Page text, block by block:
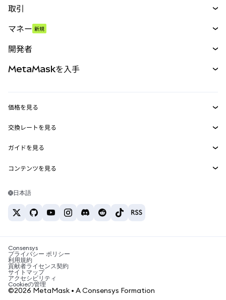
取引
パーペチュアル
RWA
マネー 新規
開発者
MetaMask Connect
Snaps
Web3サービス
MetaMaskを入手
セキュリティ
サポート
キャリア
お問い合わせ
価格を見る
イーサリアムの価格
Solanaの価格
Tetherの価格
交換レートを見る
ETH→USD
USDT→INR
BTC→INR
ETH→USDT
ガイドを見る
ETHの購入
USDTの購入
SHIBの購入
BNBの購入
コンテンツを見る
Solanaウォレット
税制関連ニュース
暗号資産の購入方法は？
ビットコインを売るには？
日本語
Consensys
プライバシー ポリシー
利用規約
貢献者ライセンス契約
サイトマップ
アクセシビリティ
Cookieの管理
©2026 MetaMask • A Consensys Formation